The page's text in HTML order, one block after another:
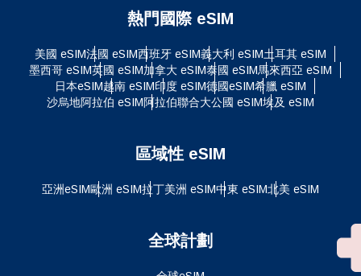
熱門國際 eSIM
美國 eSIM法國 eSIM西班牙 eSIM義大利 eSIM土耳其 eSIM
墨西哥 eSIM英國 eSIM加拿大 eSIM泰國 eSIM馬來西亞 eSIM
日本eSIM越南 eSIM印度 eSIM德國eSIM希臘 eSIM
沙烏地阿拉伯 eSIM阿拉伯聯合大公國 eSIM埃及 eSIM
區域性 eSIM
亞洲eSIM歐洲 eSIM拉丁美洲 eSIM中東 eSIM北美 eSIM
全球計劃